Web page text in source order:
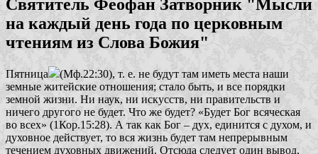
Святитель Феофан Затворник "Мысли
на каждый день года по церковным
чтениям из Слова Божия"
Пятница
(Мф.22:30), т. е. не будут там иметь места наши
земные житейские отношения; стало быть, и все порядки
земной жизни. Ни наук, ни искусств, ни правительств и
ничего другого не будет. Что же будет? «Будет Бог всяческая
во всех» (1Кор.15:28). А так как Бог – дух, единится с духом, и
духовное действует, то вся жизнь будет там непрерывным
течением духовных движений. Отсюда следует один вывод,